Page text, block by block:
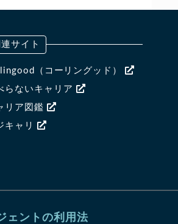
サイト
（コーリングッド）
らないキャリア
リア図鑑
キャリ
ェントの利用法